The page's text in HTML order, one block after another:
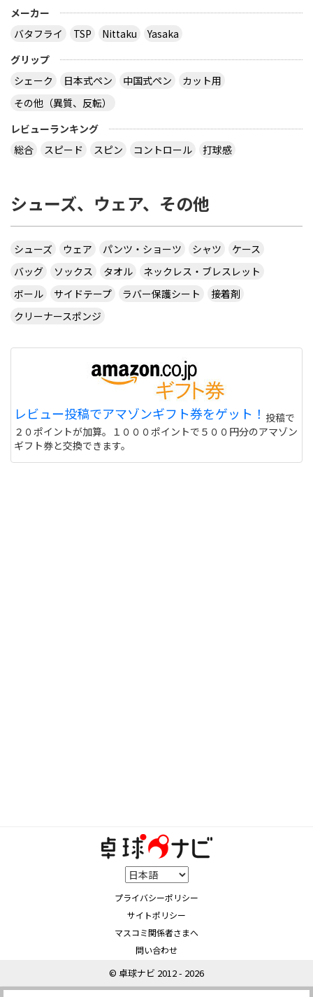
メーカー
バタフライ
TSP Nittaku
Yasaka
グリップ
シェーク
日本式ペン 中国式ペン
カット用
その他（異質、反転）
レビューランキング
総合
スピード スピン コントロール 打球感
シューズ、ウェア、その他
シューズ ウェア パンツ・ショーツ シャツ
ケース
バッグ
ソックス タオル
ネックレス・ブレスレット
ボール
サイドテープ ラバー保護シート
接着剤
クリーナースポンジ
レビュー投稿でアマゾンギフト券をゲット！ 投稿で
２０ポイントが加算。１０００ポイントで５００円分のアマゾン
ギフト券と交換できます。
プライバシーポリシー
サイトポリシー
マスコミ関係者さまへ
問い合わせ
© 卓球ナビ 2012 - 2026